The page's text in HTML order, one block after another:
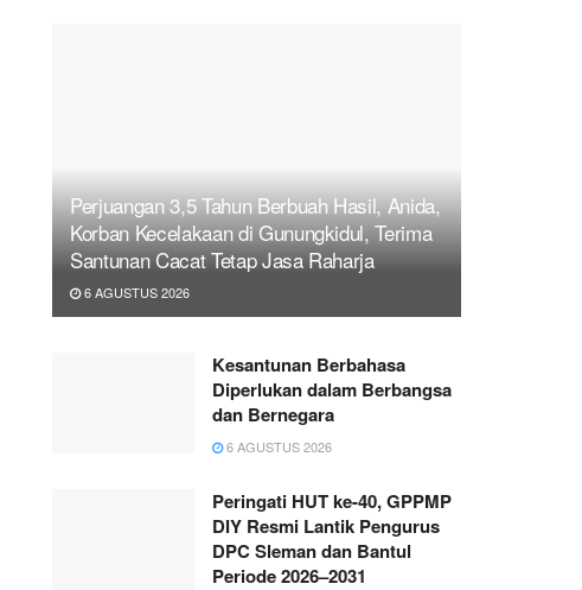
Perjuangan 3,5 Tahun Berbuah Hasil, Anida,
Korban Kecelakaan di Gunungkidul, Terima
Santunan Cacat Tetap Jasa Raharja
6 AGUSTUS 2026
Kesantunan Berbahasa
Diperlukan dalam Berbangsa
dan Bernegara
6 AGUSTUS 2026
Peringati HUT ke-40, GPPMP
DIY Resmi Lantik Pengurus
DPC Sleman dan Bantul
Periode 2026–2031